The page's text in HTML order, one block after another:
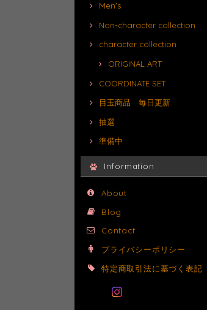
Men's
Non-character collection
character collection
ORIGINAL ART
COORDINATE SET
目玉商品 毎日更新
抽選
準備中
Information
About
Blog
Contact
プライバシーポリシー
特定商取引法に基づく表記